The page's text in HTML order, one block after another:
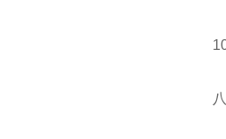
10)
八、